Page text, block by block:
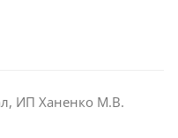
ИП Ханенко М.В.